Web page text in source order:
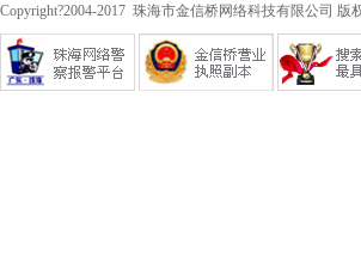
Copyright?2004-2017 珠海市金信桥网络科技有限公司 版